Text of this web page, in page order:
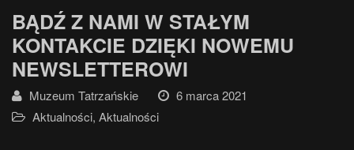
BĄDŹ Z NAMI W STAŁYM
KONTAKCIE DZIĘKI NOWEMU
NEWSLETTEROWI
Muzeum Tatrzańskie
6 marca 2021
Aktualności, Aktualności